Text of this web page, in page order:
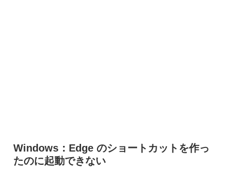
Windows：Edge のショートカットを作っ
たのに起動できない